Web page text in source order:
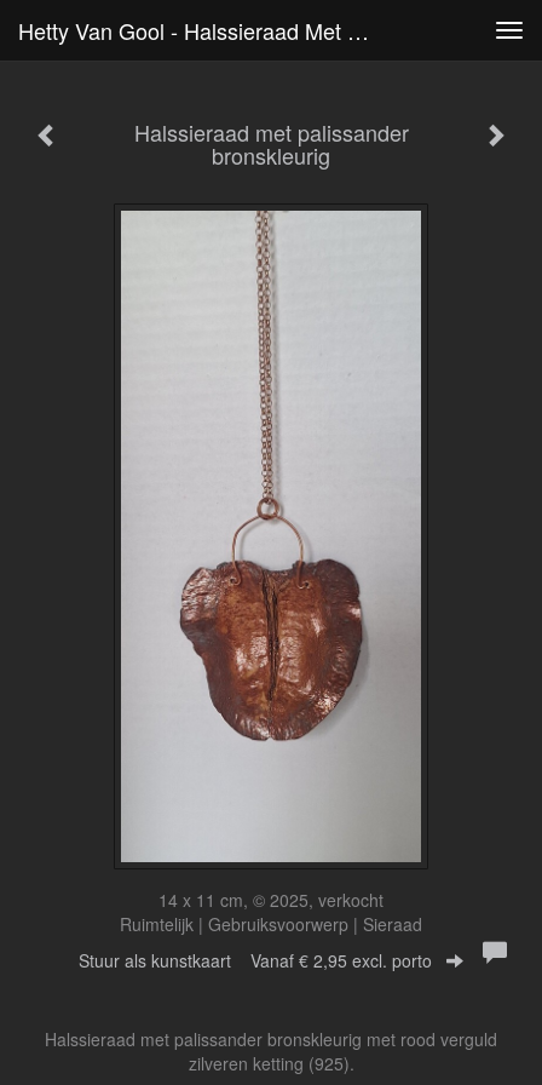
Hetty Van Gool - Halssieraad Met Palissander Bronskleurig
Halssieraad met palissander
bronskleurig
14 x 11 cm, © 2025, verkocht
Ruimtelijk | Gebruiksvoorwerp | Sieraad
Stuur als kunstkaart Vanaf € 2,95 excl. porto
Halssieraad met palissander bronskleurig met rood verguld
zilveren ketting (925).